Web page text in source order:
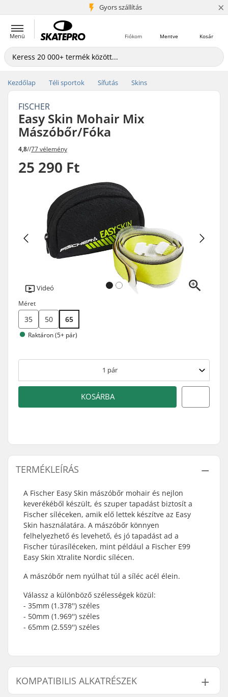
Gyors szállítás
5+ millió ügyfél ×
Menü Kosár
Mentve
Fiókom
Kezdőlap Téli sportok Sífutás Skins
FISCHER
Easy Skin Mohair Mix
Mászóbőr/Fóka
4,8//77 vélemény
25 290 Ft
Videó
Méret
35 50 65
Raktáron (5+ pár)
1 pár
KOSÁRBA
TERMÉKLEÍRÁS
A Fischer Easy Skin mászóbőr mohair és nejlon
keverékéből készült, és szuper tapadást biztosít a
Fischer síléceken, amik elő lettek készítve az Easy
Skin használatára. A mászóbőr könnyen
felhelyezhető és levehető, és jó tapadást ad a
Fischer túrasíléceken, mint például a Fischer E99
Easy Skin Xtralite Nordic sílécen.
A mászóbőr nem nyúlhat túl a síléc acél élein.
Válassz a különböző szélességek közül:
- 35mm (1.378'') széles
- 50mm (1.969'') széles
- 65mm (2.559'') széles
KOMPATIBILIS ALKATRÉSZEK